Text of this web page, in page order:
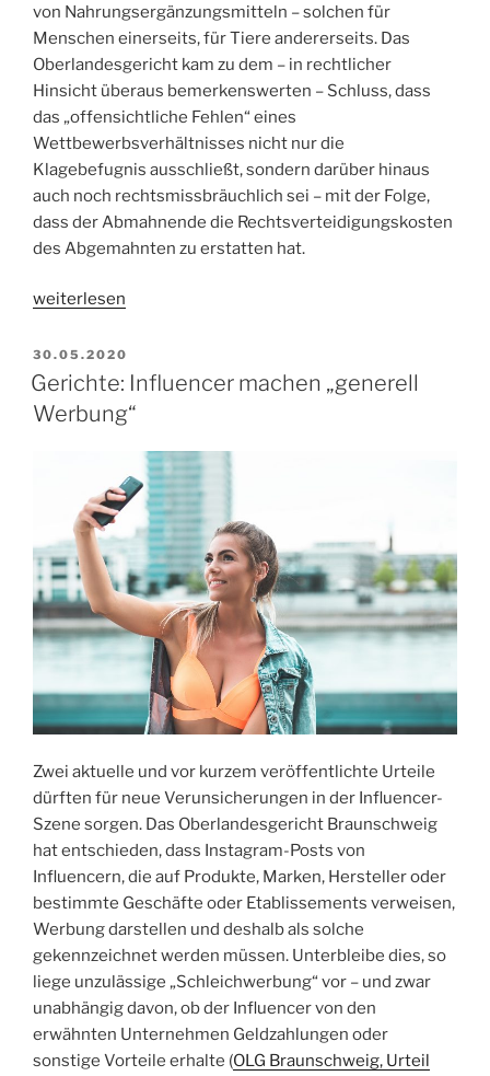
von Nahrungsergänzungsmitteln – solchen für
Menschen einerseits, für Tiere andererseits. Das
Oberlandesgericht kam zu dem – in rechtlicher
Hinsicht überaus bemerkenswerten – Schluss, dass
das „offensichtliche Fehlen“ eines
Wettbewerbsverhältnisses nicht nur die
Klagebefugnis ausschließt, sondern darüber hinaus
auch noch rechtsmissbräuchlich sei – mit der Folge,
dass der Abmahnende die Rechtsverteidigungskosten
des Abgemahnten zu erstatten hat.
„OLG
Gecko-
Nahrung
ist
„unmenschlich““
weiterlesen
VERÖFFENTLICHT
AM
30.05.2020
Gerichte: Influencer machen „generell
Werbung“
Zwei aktuelle und vor kurzem veröffentlichte Urteile
dürften für neue Verunsicherungen in der Influencer-
Szene sorgen. Das Oberlandesgericht Braunschweig
hat entschieden, dass Instagram-Posts von
Influencern, die auf Produkte, Marken, Hersteller oder
bestimmte Geschäfte oder Etablissements verweisen,
Werbung darstellen und deshalb als solche
gekennzeichnet werden müssen. Unterbleibe dies, so
liege unzulässige „Schleichwerbung“ vor – und zwar
unabhängig davon, ob der Influencer von den
erwähnten Unternehmen Geldzahlungen oder
sonstige Vorteile erhalte (OLG Braunschweig, Urteil